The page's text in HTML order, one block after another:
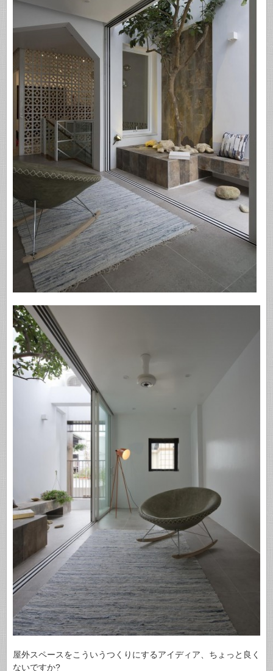
屋外スペースをこういうつくりにするアイディア、ちょっと良く
ないですか?